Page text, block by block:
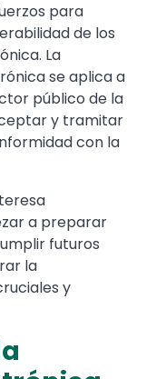
para
de los
La
se aplica a
público de la
y tramitar
con la
a preparar
futuros
la
y